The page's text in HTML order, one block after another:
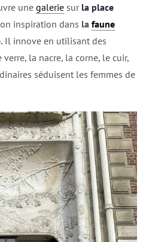
une galeriesur la place
inspiration dans la faune
Il innove en utilisant des
la nacre, la corne, le cuir,
séduisent les femmes de